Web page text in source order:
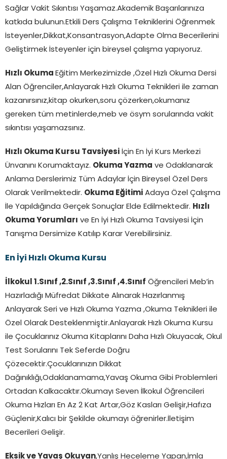
Sağlar Vakit Sıkıntısı Yaşamaz.Akademik Başarılarınıza
katkıda bulunun.Etkili Ders Çalışma Tekniklerini Öğrenmek
İsteyenler,Dikkat,Konsantrasyon,Adapte Olma Becerilerini
Geliştirmek İsteyenler için bireysel çalışma yapıyoruz.
Hızlı Okuma Eğitim Merkezimizde ,Özel Hızlı Okuma Dersi
Alan Öğrenciler,Anlayarak Hızlı Okuma Teknikleri ile zaman
kazanırsınız,kitap okurken,soru çözerken,okumanız
gereken tüm metinlerde,meb ve ösym sorularında vakit
sıkıntısı yaşamazsınız.
Hızlı Okuma Kursu Tavsiyesi İçin En İyi Kurs Merkezi
Ünvanını Korumaktayız. Okuma Yazma ve Odaklanarak
Anlama Derslerimiz Tüm Adaylar İçin Bireysel Özel Ders
Olarak Verilmektedir. Okuma Eğitimi Adaya Özel Çalışma
İle Yapıldığında Gerçek Sonuçlar Elde Edilmektedir. Hızlı
Okuma Yorumları ve En İyi Hızlı Okuma Tavsiyesi İçin
Tanışma Dersimize Katılıp Karar Verebilirsiniz.
En İyi Hızlı Okuma Kursu
İlkokul 1.Sınıf ,2.Sınıf ,3.Sınıf ,4.Sınıf Öğrencileri Meb’in
Hazırladığı Müfredat Dikkate Alınarak Hazırlanmış
Anlayarak Seri ve Hızlı Okuma Yazma ,Okuma Teknikleri ile
Özel Olarak Desteklenmiştir.Anlayarak Hızlı Okuma Kursu
ile Çocuklarınız Okuma Kitaplarını Daha Hızlı Okuyacak, Okul
Test Sorularını Tek Seferde Doğru
Çözecektir.Çocuklarınızın Dikkat
Dağınıklığı,Odaklanamama,Yavaş Okuma Gibi Problemleri
Ortadan Kalkacaktır.Okumayı Seven İlkokul Öğrencileri
Okuma Hızları En Az 2 Kat Artar,Göz Kasları Gelişir,Hafıza
Güçlenir,Kalıcı bir Şekilde okumayı öğrenirler.İletişim
Becerileri Gelişir.
Eksik ve Yavaş Okuyan,Yanlış Heceleme Yapan,İmla